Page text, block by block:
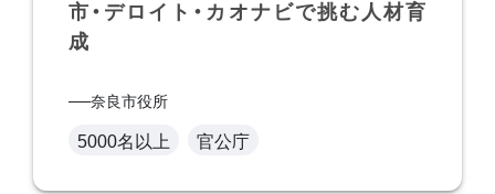
市・デロイト・カオナビで挑む人材育
成
奈良市役所
5000名以上 官公庁